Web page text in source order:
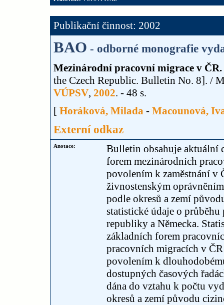
Publikační činnost: 2002
BAO - odborné monografie
Mezinárodní pracovní migrace v
the Czech Republic. Bulletin No. 8]. /
VÚPSV, 2002. - 48 s.
[ Horáková, Milada - Macounová,
Externí odkaz
Anotace:
Bulletin obsahuje aktuální
forem mezinárodních
povolením k zaměstnání v
živnostenským
podle okresů a zemí
statistické údaje o
republiky a Německa.
základních forem
pracovních migracích v
povolením k
dostupných časových
dána do vztahu k počtu
okresů a zemí původu